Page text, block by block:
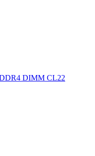
DDR4 DIMM CL22